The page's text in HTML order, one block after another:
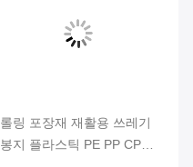
롤링 포장재 재활용 쓰레기
봉지 플라스틱 PE PP CPE